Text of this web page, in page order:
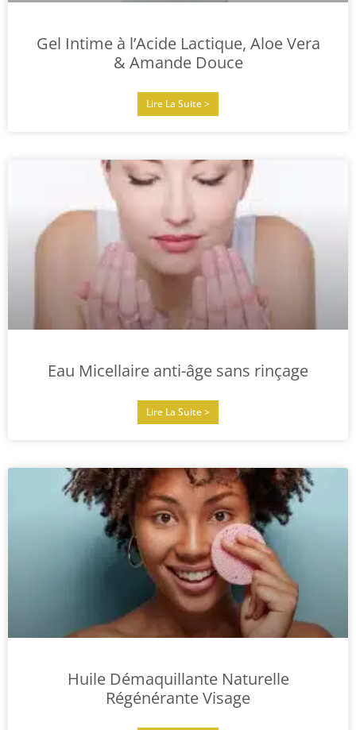
Gel Intime à l’Acide Lactique, Aloe Vera
& Amande Douce
Lire La Suite >
Eau Micellaire anti-âge sans rinçage
Lire La Suite >
Huile Démaquillante Naturelle
Régénérante Visage